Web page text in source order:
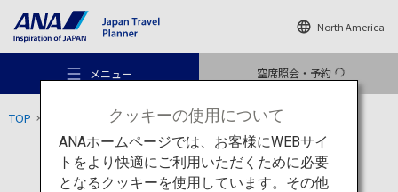
North America
メニュー 空席照会・予約
TOP 肥前名護屋城跡
文化 佐賀
クッキーの使用について
ANAホームページでは、お客様にWEBサイ
トをより快適にご利用いただくために必要
となるクッキーを使用しています。その他